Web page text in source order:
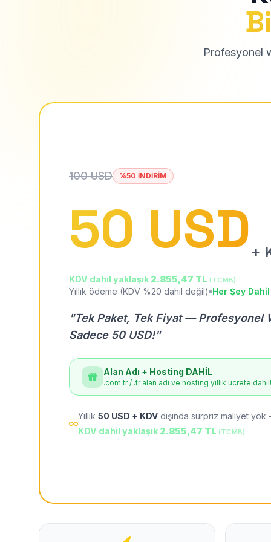
Profesyonel
100 USD %50 İNDİRİM
50 USD +
KDV dahil yaklaşık 2.855,47 TL (TCMB)
Yıllık ödeme (KDV %20 dahil değil) Her Şey Dahil
"Tek Paket, Tek Fiyat — Profesyonel
Sadece 50 USD!"
Alan Adı + Hosting DAHİL
.com.tr / .tr alan adı ve hosting yıllık ücrete dahil!
Yıllık 50 USD + KDV dışında sürpriz maliyet
KDV dahil yaklaşık 2.855,47 TL (TCMB)